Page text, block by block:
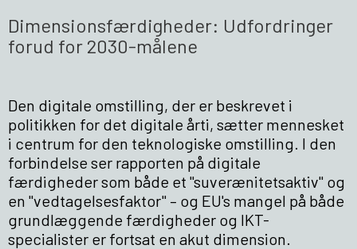
Dimensionsfærdigheder: Udfordringer
forud for 2030-målene
Den digitale omstilling, der er beskrevet i
politikken for det digitale årti, sætter mennesket
i centrum for den teknologiske omstilling. I den
forbindelse ser rapporten på digitale
færdigheder som både et "suverænitetsaktiv" og
en "vedtagelsesfaktor" – og EU's mangel på både
grundlæggende færdigheder og IKT-
specialister er fortsat en akut dimension.